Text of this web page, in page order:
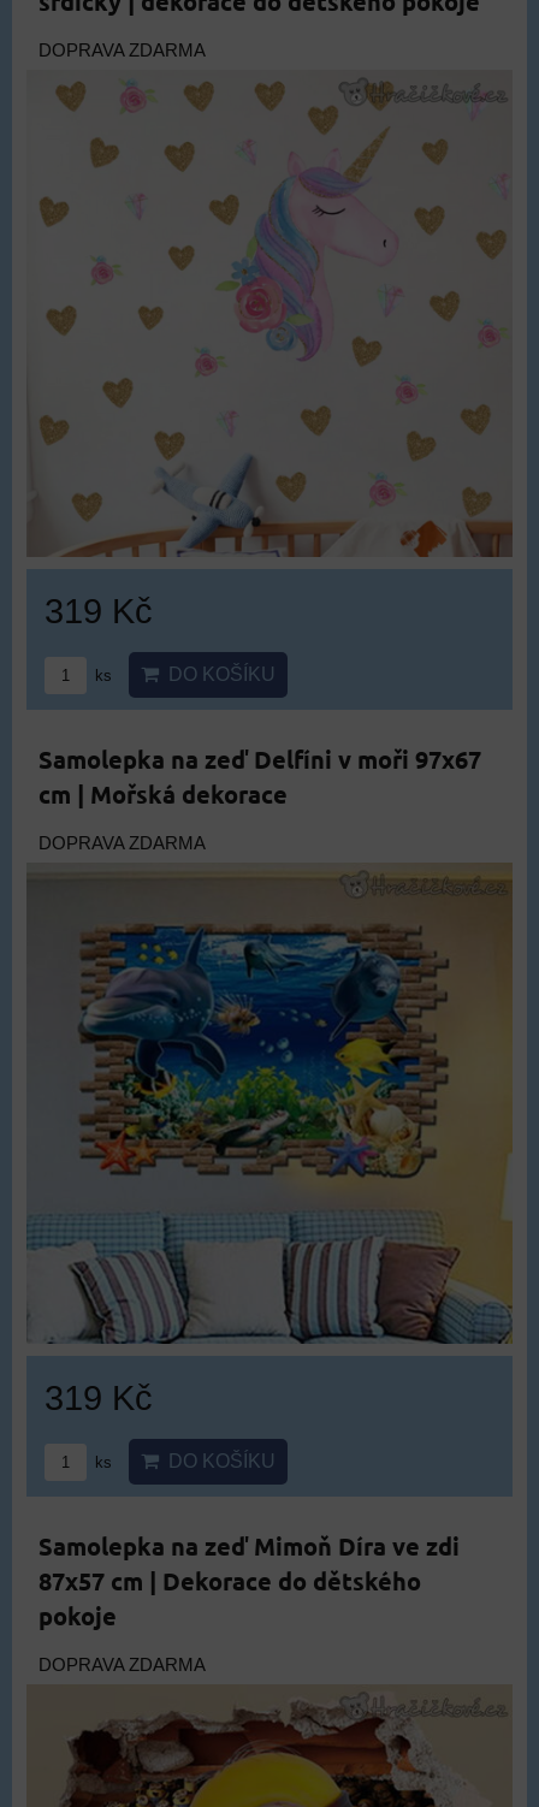
DOPRAVA ZDARMA
319 Kč
ks DO KOŠÍKU
Samolepka na zeď Delfíni v moři 97x67
cm | Mořská dekorace
DOPRAVA ZDARMA
319 Kč
ks DO KOŠÍKU
Samolepka na zeď Mimoň Díra ve zdi
87x57 cm | Dekorace do dětského
pokoje
DOPRAVA ZDARMA